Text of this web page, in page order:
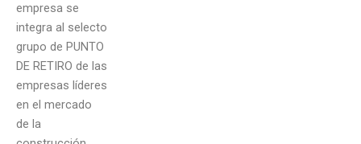
empresa se
integra al selecto
grupo de PUNTO
DE RETIRO de las
empresas líderes
en el mercado
de la